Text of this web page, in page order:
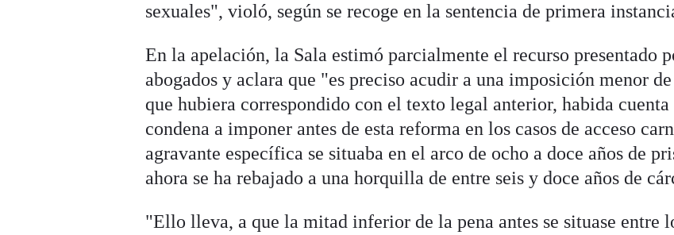
sexuales", violó, según se recoge en la sentencia de primera
En la apelación, la Sala estimó parcialmente el recurso presentado
abogados y aclara que "es preciso acudir a una imposición menor
que hubiera correspondido con el texto legal anterior, habida cuenta
condena a imponer antes de esta reforma en los casos de acceso
agravante específica se situaba en el arco de ocho a doce años de
ahora se ha rebajado a una horquilla de entre seis y doce años de
"Ello lleva, a que la mitad inferior de la pena antes se situase entre